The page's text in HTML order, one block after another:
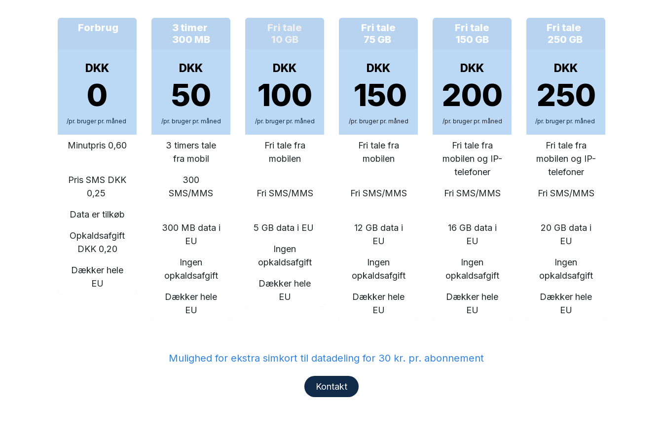
Forbrug
DKK
0
/pr. bruger pr. måned
Minutpris 0,60
Pris SMS DKK
0,25
Data er tilkøb
Opkaldsafgift
DKK 0,20
Dækker hele
EU
3 timer
300 MB
DKK
50
/pr. bruger pr. måned
3 timers tale
fra mobil
300
SMS/MMS
300 MB data i
EU
Ingen
opkaldsafgift
Dækker hele
EU
Fri tale
10 GB
DKK
100
/pr. bruger pr. måned
Fri tale fra
mobilen
Fri SMS/MMS
5 GB data i EU
Ingen
opkaldsafgift
Dækker hele
EU
Fri tale
75 GB
DKK
150
/pr. bruger pr. måned
Fri tale fra
mobilen
Fri SMS/MMS
12 GB data i
EU
Ingen
opkaldsafgift
Dækker hele
EU
Fri tale
150 GB
DKK
200
/pr. bruger pr. måned
Fri tale fra
mobilen og IP-
telefoner
Fri SMS/MMS
16 GB data i
EU
Ingen
opkaldsafgift
Dækker hele
EU
Fri tale
250 GB
DKK
250
/pr. bruger pr. måned
Fri tale fra
mobilen og IP-
telefoner
Fri SMS/MMS
20 GB data i
EU
Ingen
opkaldsafgift
Dækker hele
EU
Mulighed for ekstra simkort til datadeling for 30 kr. pr. abonnement
Kontakt